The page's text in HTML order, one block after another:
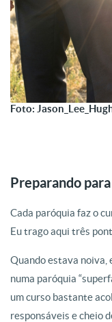
Foto:
Preparando
Cada paróquia faz o
Eu trago aqui três
Quando estava noiva,
numa paróquia
um curso bastante
responsáveis e cheio